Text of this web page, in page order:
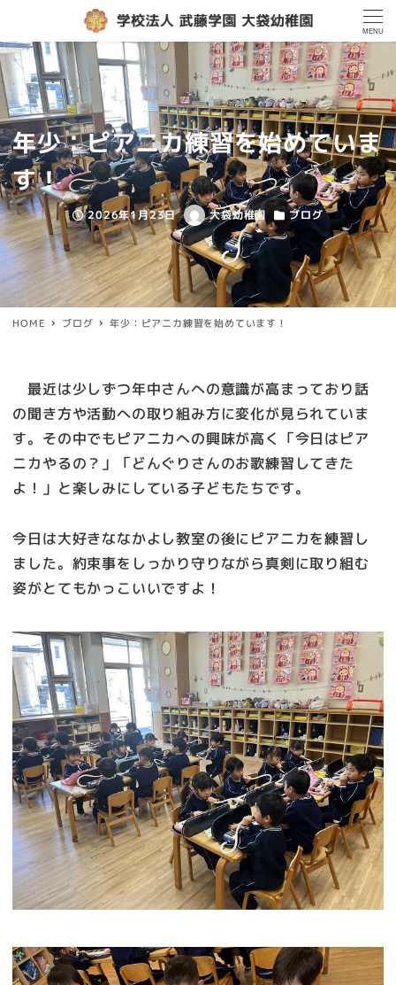
MENU
年少：ピアニカ練習を始めていま
す！
投稿日
2026年1月23日
著
者
大袋幼稚園
カテゴリー
ブログ
HOME ブログ 年少：ピアニカ練習を始めています！
最近は少しずつ年中さんへの意識が高まっており話
の聞き方や活動への取り組み方に変化が見られていま
す。その中でもピアニカへの興味が高く「今日はピア
ニカやるの？」「どんぐりさんのお歌練習してきた
よ！」と楽しみにしている子どもたちです。
今日は大好きななかよし教室の後にピアニカを練習し
ました。約束事をしっかり守りながら真剣に取り組む
姿がとてもかっこいいですよ！